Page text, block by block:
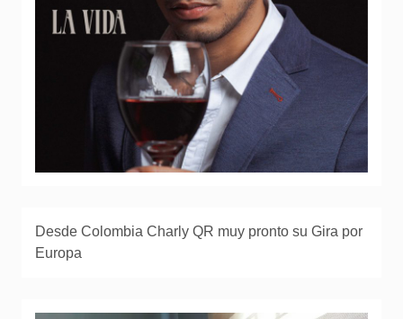
Desde Colombia Charly QR muy pronto su Gira por
Europa